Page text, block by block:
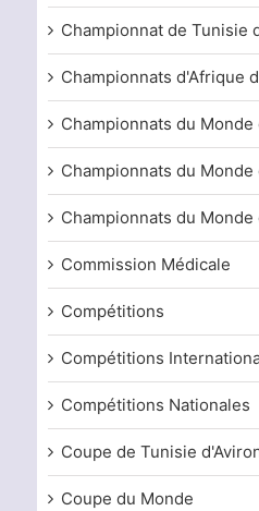
Championnat de Tunisie
Championnats d'Afrique
Championnats du Monde
Championnats du Monde
Championnats du Monde
Commission Médicale
Compétitions
Compétitions
Compétitions Nationales
Coupe de Tunisie
Coupe du Monde